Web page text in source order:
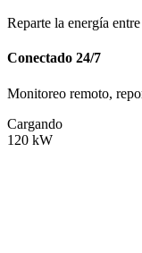
Reparte la energía
Conectado 24/7
Monitoreo remoto,
Cargando
120 kW